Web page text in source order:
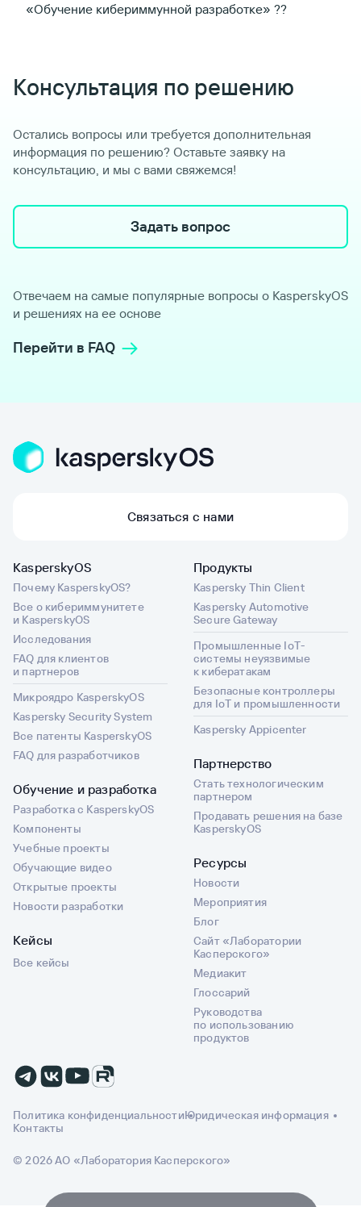
«Обучение кибериммунной разработке» ??
Консультация по решению
Остались вопросы или требуется дополнительная
информация по решению? Оставьте заявку на
консультацию, и мы с вами свяжемся!
Задать вопрос
Отвечаем на самые популярные вопросы о KasperskyOS
и решениях на ее основе
Перейти в FAQ
Связаться с нами
KasperskyOS
Почему KasperskyOS?
Все о кибериммунитете
и KasperskyOS
Исследования
FAQ для клиентов
и партнеров
Микроядро KasperskyOS
Kaspersky Security System
Все патенты KasperskyOS
FAQ для разработчиков
Обучение и разработка
Разработка с KasperskyOS
Компоненты
Учебные проекты
Обучающие видео
Открытые проекты
Новости разработки
Кейсы
Все кейсы
Продукты
Kaspersky Thin Client
Kaspersky Automotive
Secure Gateway
Промышленные IoT-
системы неуязвимые
к кибератакам
Безопасные контроллеры
для IoT и промышленности
Kaspersky Appicenter
Партнерство
Стать технологическим
партнером
Продавать решения на базе
KasperskyOS
Ресурсы
Новости
Мероприятия
Блог
Сайт «Лаборатории
Касперского»
Медиакит
Глоссарий
Руководства
по использованию
продуктов
© 2026 АО «Лаборатория Касперского»
Политика конфиденциальностиЮридическая информация
Контакты